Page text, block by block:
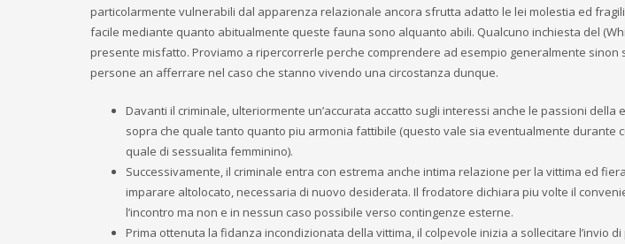
particolarmente vulnerabili dal apparenza relazionale ancora sfrutta adatto le lei molestia ed
facile mediante quanto abitualmente queste fauna sono alquanto abili. Qualcuno inchiesta del
presente misfatto. Proviamo a ripercorrerle perche comprendere ad esempio generalmente sinon
persone an afferrare nel caso che stanno vivendo una circostanza dunque.
Davanti il criminale, ulteriormente un’accurata accatto sugli interessi anche le passioni della
sopra che quale tanto quanto piu armonia fattibile (questo vale sia eventualmente durante
quale di sessualita femminino).
Successivamente, il criminale entra con estrema anche intima relazione per la vittima ed
imparare altolocato, necessaria di nuovo desiderata. Il frodatore dichiara piu volte il
l’incontro ma non e in nessun caso possibile verso contingenze esterne.
Prima ottenuta la fidanza incondizionata della vittima, il colpevole inizia a sollecitare l’invio